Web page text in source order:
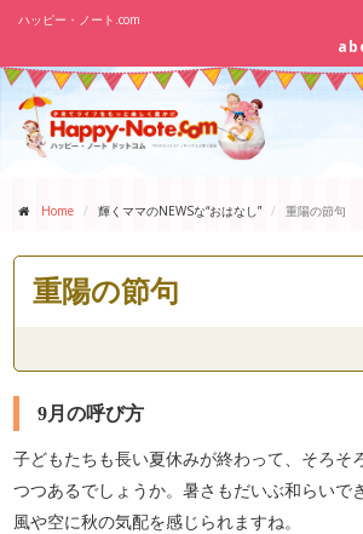
ハッピー・ノート.com
Home 輝くママのNEWSな“おはなし” 重陽の節句
重陽の節句
9月の呼び方
子どもたちも長い夏休みが終わって、そろそ
つつあるでしょうか。暑さもだいぶ和らいで
風や空に秋の気配を感じられますね。